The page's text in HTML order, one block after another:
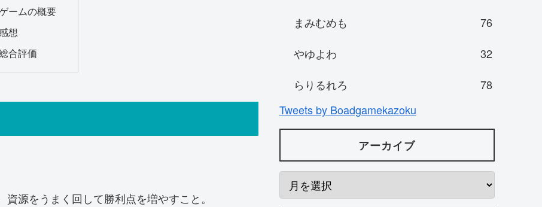
ームの概要
想
合評価
源をうまく回して勝利点を増やすこと。
まみむめも
76
やゆよわ
32
らりるれろ
78
Tweets by Boadgamekazoku
アーカイブ